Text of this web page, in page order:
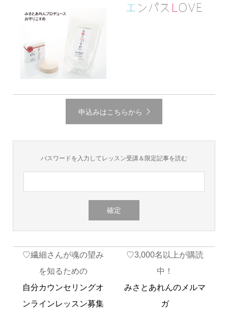
申込みはこちらから
パスワードを入力してレッスン受講＆限定記事を読む
♡繊細さんが魂の望み
を知るための
自分カウンセリングオ
ンラインレッスン募集
♡3,000名以上が購読
中！
みさとあれんのメルマ
ガ